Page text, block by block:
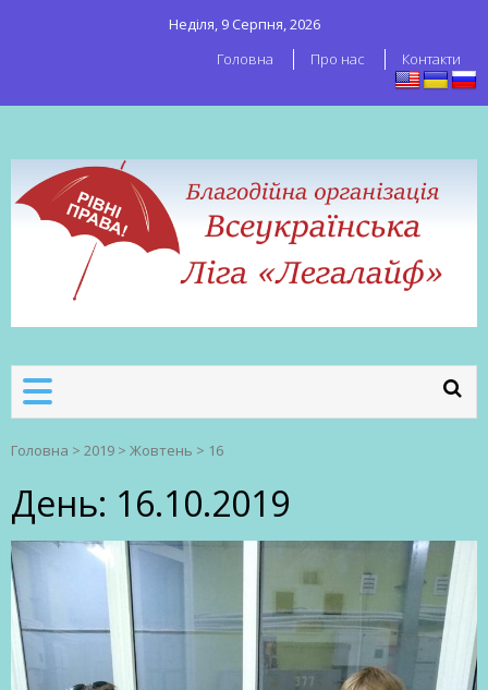
Неділя, 9 Серпня, 2026
Головна
Про нас Контакти
робітників
Головна > 2019 > Жовтень > 16
День: 16.10.2019